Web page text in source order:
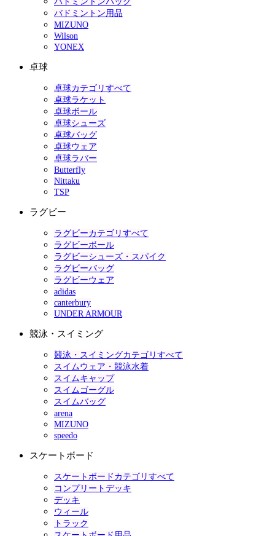
バドミントン用品
MIZUNO
Wilson
YONEX
卓球
卓球カテゴリすべて
卓球ラケット
卓球ボール
卓球シューズ
卓球バッグ
卓球ウェア
卓球ラバー
Butterfly
Nittaku
TSP
ラグビー
ラグビーカテゴリすべて
ラグビーボール
ラグビーシューズ・スパイク
ラグビーバッグ
ラグビーウェア
adidas
canterbury
UNDER ARMOUR
競泳・スイミング
競泳・スイミングカテゴリすべて
スイムウェア・競泳水着
スイムキャップ
スイムゴーグル
スイムバッグ
arena
MIZUNO
speedo
スケートボード
スケートボードカテゴリすべて
コンプリートデッキ
デッキ
ウィール
トラック